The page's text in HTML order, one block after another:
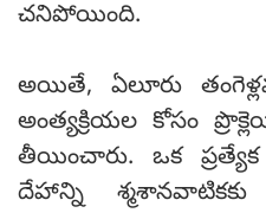
చనిపోయింది.
అయితే, ఏలూరు
అంత్యక్రియల కోసం
తీయించారు. ఒక
దేహాన్ని శ్మశానవాటికకు